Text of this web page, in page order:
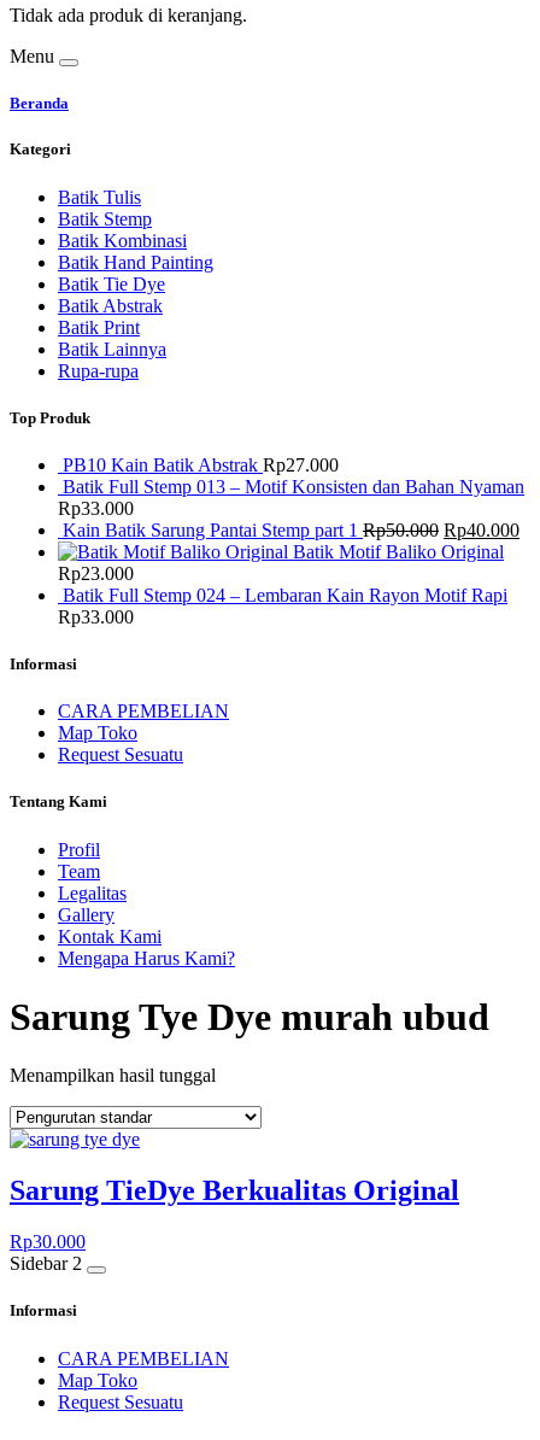
Tidak ada produk di keranjang.
Menu
Beranda
Kategori
Batik Tulis
Batik Stemp
Batik Kombinasi
Batik Hand Painting
Batik Tie Dye
Batik Abstrak
Batik Print
Batik Lainnya
Rupa-rupa
Top Produk
PB10 Kain Batik Abstrak Rp27.000
Batik Full Stemp 013 – Motif Konsisten dan Bahan Nyaman
Rp33.000
Kain Batik Sarung Pantai Stemp part 1 Rp50.000 Harga
aslinya
Rp50.000.
Rp40.000
Batik Motif Baliko Original
Rp23.000
Batik Full Stemp 024 – Lembaran Kain Rayon Motif Rapi
Rp33.000
Informasi
CARA PEMBELIAN
Map Toko
Request Sesuatu
Tentang Kami
Profil
Team
Legalitas
Gallery
Kontak Kami
Mengapa Harus Kami?
Sarung Tye Dye murah ubud
Menampilkan hasil tunggal
Sarung TieDye Berkualitas Original
Rp30.000
Sidebar 2
Informasi
CARA PEMBELIAN
Map Toko
Request Sesuatu